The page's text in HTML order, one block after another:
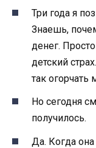
Три года я
Знаешь,
денег.
детский
так огорчать
Но сегодня
получилось.
Да. Когда